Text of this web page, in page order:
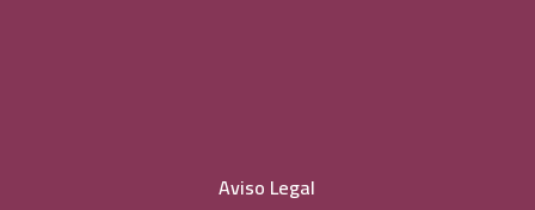
Aviso Legal